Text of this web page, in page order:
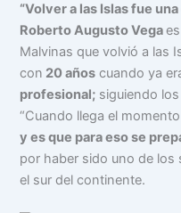
“Volver a las Islas fue
Roberto Augusto Vega
Malvinas que volvió a las
con 20 años cuando ya
profesional; siguiendo
“Cuando llega el
y es que para eso se
por haber sido uno de los
el sur del continente.